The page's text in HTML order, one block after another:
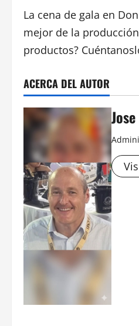
La cena de gala en
mejor de la
productos?
ACERCA DEL AUTOR